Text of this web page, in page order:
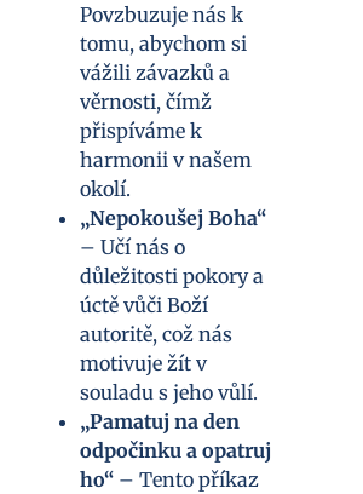
Povzbuzuje nás k
tomu, abychom si
vážili závazků a
věrnosti, čímž
přispíváme k
harmonii v našem
okolí.
„Nepokoušej Boha“
– Učí nás o
důležitosti pokory a
úctě vůči Boží
autoritě, což nás
motivuje žít v
souladu s jeho vůlí.
„Pamatuj na den
odpočinku a opatruj
ho“ – Tento příkaz